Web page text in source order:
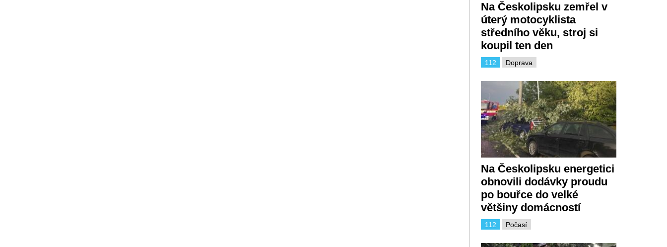
Na Českolipsku zemřel v
úterý motocyklista
středního věku, stroj si
koupil ten den
112 Doprava
Na Českolipsku energetici
obnovili dodávky proudu
po bouřce do velké
většiny domácností
112 Počasí